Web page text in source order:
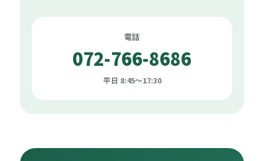
電話
072-766-8686
平日 8:45〜17:30